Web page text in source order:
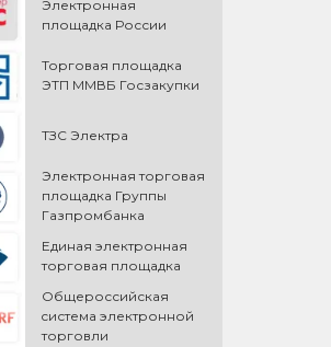
Электронная
площадка России
Торговая площадка
ЭТП ММВБ Госзакупки
ТЗС Электра
Электронная торговая
площадка Группы
Газпромбанка
Единая электронная
торговая площадка
Общероссийская
cистема электронной
торговли